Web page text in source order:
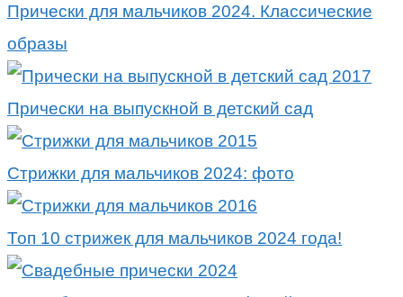
Прически для мальчиков 2024. Классические
образы
Прически на выпускной в детский сад
Стрижки для мальчиков 2024: фото
Топ 10 стрижек для мальчиков 2024 года!